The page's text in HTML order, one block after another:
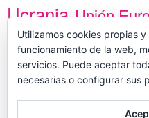
Ucrania Unión
vacunas Yemen África
Utilizamos cookies propias
funcionamiento de la web,
servicios. Puede aceptar
necesarias o configurar sus